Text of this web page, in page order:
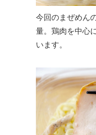
今回のまぜめん
量。鶏肉を中心
います。